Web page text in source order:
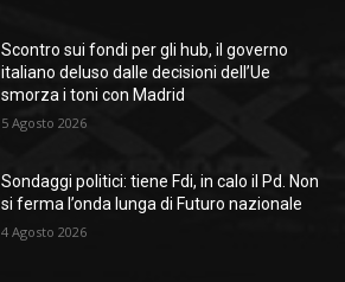
Scontro sui fondi per gli hub, il governo
italiano deluso dalle decisioni dell’Ue
smorza i toni con Madrid
5 Agosto 2026
Sondaggi politici: tiene Fdi, in calo il Pd. Non
si ferma l’onda lunga di Futuro nazionale
4 Agosto 2026